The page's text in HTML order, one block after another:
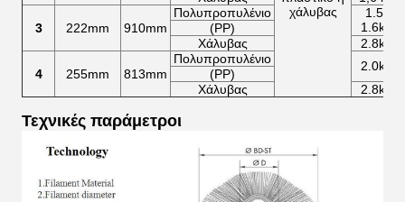
χάλυβας
3 222mm 910mm
Πολυπροπυλένιο
1.5-
1.6kg
(PP)
Χάλυβας
2.8kg
4 255mm 813mm
Πολυπροπυλένιο 2.0kg
(PP)
Χάλυβας
2.8kg
Τεχνικές παράμετροι